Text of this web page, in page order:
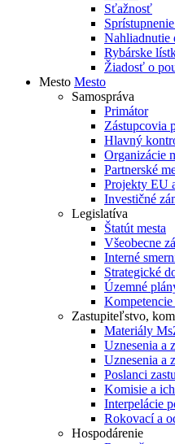
Sťažnosť
Nahliadnutie
Rybárske
Žiadosť o
Mesto Mesto
Samospráva
Primátor
Zástupcovia
Hlavný
Organizácie
Partnerské
Projekty EU
Investičné
Legislatíva
Štatút mesta
Všeobecne
Interné
Strategické
Územné
Zastupiteľstvo,
Materiály
Uznesenia a
Uznesenia a
Poslanci
Komisie a
Interpelácie
Rokovací a
Hospodárenie